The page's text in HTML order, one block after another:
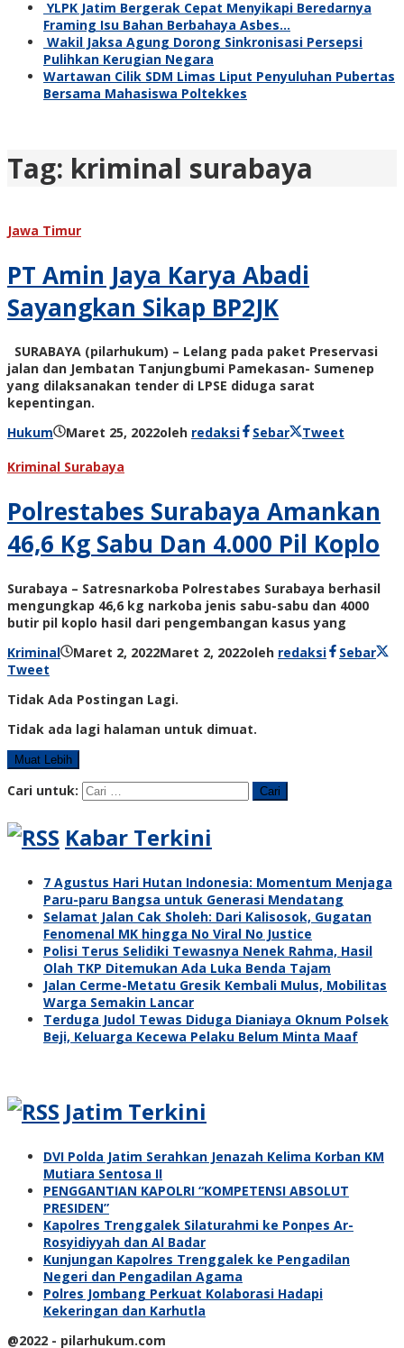
YLPK Jatim Bergerak Cepat Menyikapi Beredarnya
Framing Isu Bahan Berbahaya Asbes…
Wakil Jaksa Agung Dorong Sinkronisasi Persepsi
Pulihkan Kerugian Negara
Wartawan Cilik SDM Limas Liput Penyuluhan Pubertas
Bersama Mahasiswa Poltekkes
Tag: kriminal surabaya
Jawa Timur
PT Amin Jaya Karya Abadi
Sayangkan Sikap BP2JK
SURABAYA (pilarhukum) – Lelang pada paket Preservasi
jalan dan Jembatan Tanjungbumi Pamekasan- Sumenep
yang dilaksanakan tender di LPSE diduga sarat
kepentingan.
Hukum
Maret 25, 2022oleh redaksi Sebar
Tweet
Kriminal Surabaya
Polrestabes Surabaya Amankan
46,6 Kg Sabu Dan 4.000 Pil Koplo
Surabaya – Satresnarkoba Polrestabes Surabaya berhasil
mengungkap 46,6 kg narkoba jenis sabu-sabu dan 4000
butir pil koplo hasil dari pengembangan kasus yang
Kriminal
Maret 2, 2022Maret 2, 2022oleh redaksi
Sebar
Tweet
Tidak Ada Postingan Lagi.
Tidak ada lagi halaman untuk dimuat.
Muat Lebih
Cari untuk:
Kabar Terkini
7 Agustus Hari Hutan Indonesia: Momentum Menjaga
Paru-paru Bangsa untuk Generasi Mendatang
Selamat Jalan Cak Sholeh: Dari Kalisosok, Gugatan
Fenomenal MK hingga No Viral No Justice
Polisi Terus Selidiki Tewasnya Nenek Rahma, Hasil
Olah TKP Ditemukan Ada Luka Benda Tajam
Jalan Cerme-Metatu Gresik Kembali Mulus, Mobilitas
Warga Semakin Lancar
Terduga Judol Tewas Diduga Dianiaya Oknum Polsek
Beji, Keluarga Kecewa Pelaku Belum Minta Maaf
Jatim Terkini
DVI Polda Jatim Serahkan Jenazah Kelima Korban KM
Mutiara Sentosa II
PENGGANTIAN KAPOLRI “KOMPETENSI ABSOLUT
PRESIDEN”
Kapolres Trenggalek Silaturahmi ke Ponpes Ar-
Rosyidiyyah dan Al Badar
Kunjungan Kapolres Trenggalek ke Pengadilan
Negeri dan Pengadilan Agama
Polres Jombang Perkuat Kolaborasi Hadapi
Kekeringan dan Karhutla
@2022 - pilarhukum.com